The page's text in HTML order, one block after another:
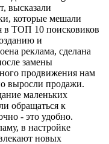
высказали
которые мешали
в ТОП 10 поисковиков
и
реклама, сделана
замены
продвижения нам
выросли продажи.
маленьких
обращаться к
- это удобно.
в настройке
новых